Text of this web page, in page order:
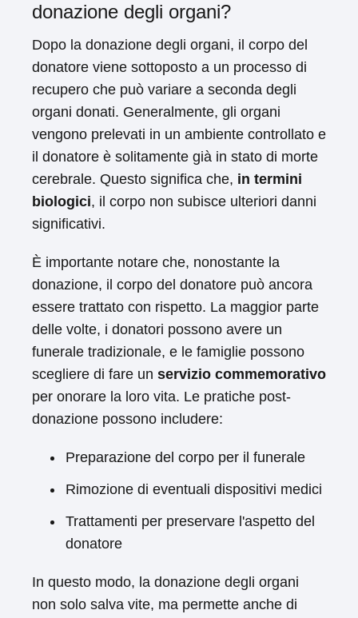
donazione degli organi?
Dopo la donazione degli organi, il corpo del
donatore viene sottoposto a un processo di
recupero che può variare a seconda degli
organi donati. Generalmente, gli organi
vengono prelevati in un ambiente controllato e
il donatore è solitamente già in stato di morte
cerebrale. Questo significa che, in termini
biologici, il corpo non subisce ulteriori danni
significativi.
È importante notare che, nonostante la
donazione, il corpo del donatore può ancora
essere trattato con rispetto. La maggior parte
delle volte, i donatori possono avere un
funerale tradizionale, e le famiglie possono
scegliere di fare un servizio commemorativo
per onorare la loro vita. Le pratiche post-
donazione possono includere:
Preparazione del corpo per il funerale
Rimozione di eventuali dispositivi medici
Trattamenti per preservare l'aspetto del
donatore
In questo modo, la donazione degli organi
non solo salva vite, ma permette anche di